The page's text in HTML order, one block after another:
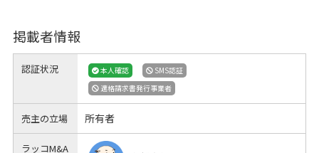
掲載者情報
認証状況 本人確認
SMS認証
適格請求書発行事業者
売主の立場 所有者
ラッコM&A